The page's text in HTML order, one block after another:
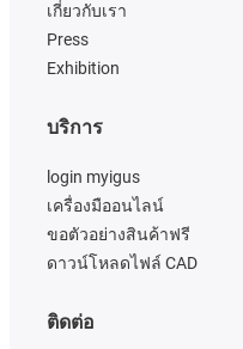
เกี่ยวกับเรา
Press
Exhibition
บริการ
login myigus
เครื่องมืออนไลน์
ขอตัวอย่างสินค้าฟรี
ดาวน์โหลดไฟล์ CAD
ติดต่อ